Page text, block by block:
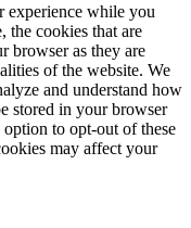
experience while you
the cookies that are
browser as they are
of the website. We
and understand how
stored in your browser
to opt-out of these
may affect your